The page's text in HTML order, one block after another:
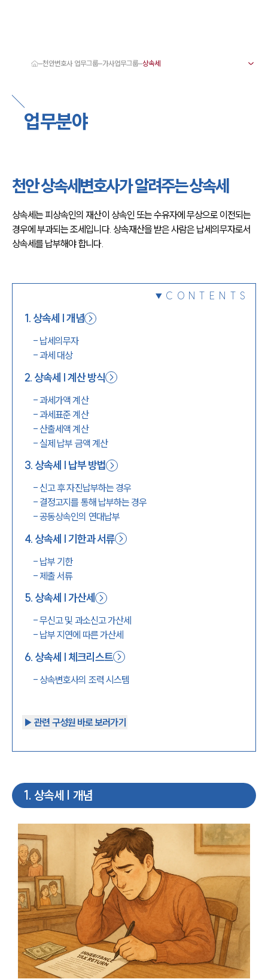
서울·대전·천안변호사
천안형사전문변호사
천안이혼전문변호사
천안학교폭력변호사
천안변호사 주요 업무사례
천안 분사무소 오시는 길
채용정보
천안변호사 업무그룹 가사업무그룹
업무분야
천안 상속세변호사가 알려주는 상속세
상속세는 피상속인의 재산이 상속인 또는 수유자에 무상으로 이전되는
경우에 부과되는 조세입니다. 상속재산을 받은 사람은 납세의무자로서
상속세를 납부해야 합니다.
CONTENTS
1. 상속세 | 개념
- 납세의무자
-과세 대상
2. 상속세 | 계산 방식
-과세가액 계산
-과세표준 계산
-산출세액 계산
-실제 납부 금액 계산
3. 상속세 | 납부 방법
-신고 후 자진납부하는 경우
- 결정고지를 통해 납부하는 경우
-공동상속인의 연대납부
4. 상속세 | 기한과 서류
- 납부 기한
- 제출 서류
5. 상속세 | 가산세
-무신고 및 과소신고 가산세
- 납부 지연에 따른 가산세
6. 상속세 | 체크리스트
- 상속변호사의 조력 시스템
▶︎ 관련 구성원 바로 보러가기
1. 상속세 | 개념